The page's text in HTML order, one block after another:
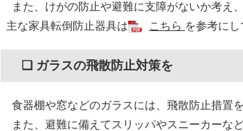
また、けがの防止や避難に支障がないか考え
主な家具転倒防止器具は
こちら を参考にし
❏ ガラスの飛散防止対策を
食器棚や窓などのガラスには、飛散防止措置を
また、避難に備えてスリッパやスニーカーな